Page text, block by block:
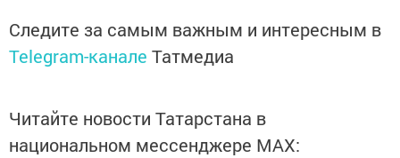
Следите за самым важным и интересным в
Telegram-канале Татмедиа
Читайте новости Татарстана в
национальном мессенджере MАХ: